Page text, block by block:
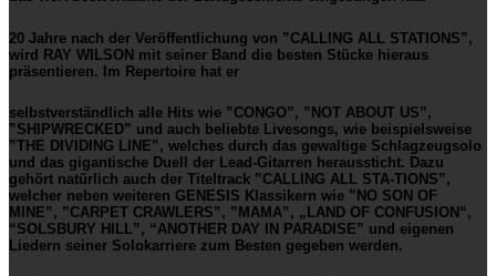
20 Jahre nach der Veröffentlichung von ”CALLING ALL STATIONS”,
wird RAY WILSON mit seiner Band die besten Stücke hieraus
präsentieren. Im Repertoire hat er
selbstverständlich alle Hits wie ”CONGO”, ” NOT ABOUT US”,
”SHIPWRECKED” und auch beliebte Livesongs, wie beispielsweise
”THE DIVIDING LINE”, welches durch das gewaltige Schlagzeugsolo
und das gigantische Duell der Lead-Gitarren heraussticht. Dazu
gehört natürlich auch der Titeltrack ”CALLING ALL STA-TIONS”,
welcher neben weiteren GENESIS Klassikern wie ” NO SON OF
MINE”, ”CARPET CRAWLERS”, ” MAMA”, „LAND OF CONFUSION“,
“SOLSBURY HILL”, “ANOTHER DAY IN PARADISE” und eigenen
Liedern seiner Solokarriere zum Besten gegeben werden.